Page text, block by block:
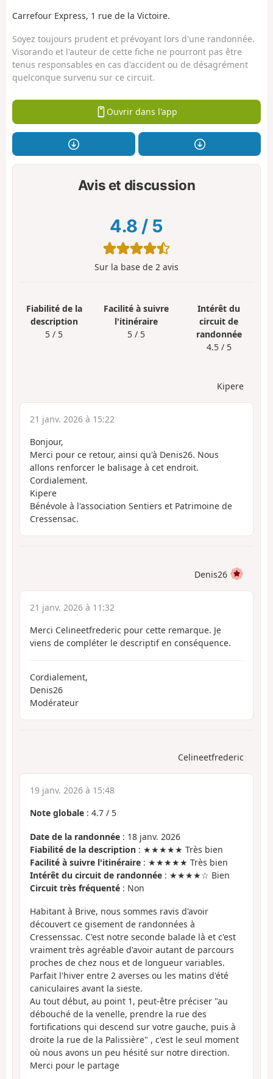
Carrefour Express, 1 rue de la Victoire.
Soyez toujours prudent et prévoyant lors d'une randonnée.
Visorando et l'auteur de cette fiche ne pourront pas être
tenus responsables en cas d'accident ou de désagrément
quelconque survenu sur ce circuit.
Ouvrir dans l'app
Avis et discussion
4.8 / 5
Sur la base de 2 avis
Fiabilité de la
description
5 / 5
Facilité à suivre
l'itinéraire
5 / 5
Intérêt du
circuit de
randonnée
4.5 / 5
Kipere
21 janv. 2026 à 15:22
Bonjour,
Merci pour ce retour, ainsi qu'à Denis26. Nous
allons renforcer le balisage à cet endroit.
Cordialement.
Kipere
Bénévole à l'association Sentiers et Patrimoine de
Cressensac.
Denis26
21 janv. 2026 à 11:32
Merci Celineetfrederic pour cette remarque. Je
viens de compléter le descriptif en conséquence.
Cordialement,
Denis26
Modérateur
Celineetfrederic
19 janv. 2026 à 15:48
Note globale : 4.7 / 5
Date de la randonnée : 18 janv. 2026
Fiabilité de la description : ★★★★★ Très bien
Facilité à suivre l'itinéraire : ★★★★★ Très bien
Intérêt du circuit de randonnée : ★★★★☆ Bien
Circuit très fréquenté : Non
Habitant à Brive, nous sommes ravis d'avoir
découvert ce gisement de randonnées à
Cressenssac. C'est notre seconde balade là et c'est
vraiment très agréable d'avoir autant de parcours
proches de chez nous et de longueur variables.
Parfait l'hiver entre 2 averses ou les matins d'été
caniculaires avant la sieste.
Au tout début, au point 1, peut-être préciser "au
débouché de la venelle, prendre la rue des
fortifications qui descend sur votre gauche, puis à
droite la rue de la Palissière" , c'est le seul moment
où nous avons un peu hésité sur notre direction.
Merci pour le partage